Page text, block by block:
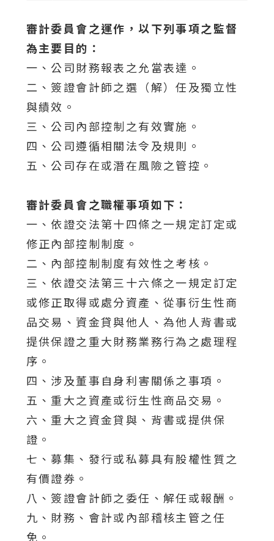
審計委員會之運作，以下列事項之監督
為主要目的：
一、公司財務報表之允當表達。
二、簽證會計師之選（解）任及獨立性
與績效。
三、公司內部控制之有效實施。
四、公司遵循相關法令及規則。
五、公司存在或潛在風險之管控。
審計委員會之職權事項如下：
一、依證交法第十四條之一規定訂定或
修正內部控制制度。
二、內部控制制度有效性之考核。
三、依證交法第三十六條之一規定訂定
或修正取得或處分資產、從事衍生性商
品交易、資金貸與他人、為他人背書或
提供保證之重大財務業務行為之處理程
序。
四、涉及董事自身利害關係之事項。
五、重大之資產或衍生性商品交易。
六、重大之資金貸與、背書或提供保
證。
七、募集、發行或私募具有股權性質之
有價證券。
八、簽證會計師之委任、解任或報酬。
九、財務、會計或內部稽核主管之任
免。